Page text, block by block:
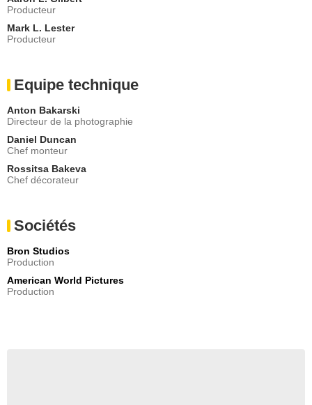
Producteur
Mark L. Lester
Producteur
Equipe technique
Anton Bakarski
Directeur de la photographie
Daniel Duncan
Chef monteur
Rossitsa Bakeva
Chef décorateur
Sociétés
Bron Studios
Production
American World Pictures
Production